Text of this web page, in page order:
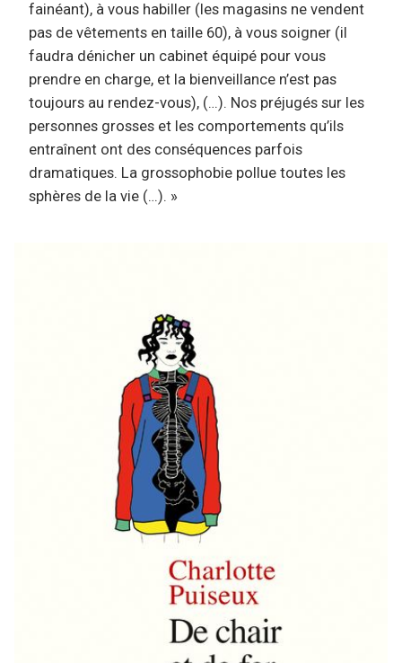
fainéant), à vous habiller (les magasins ne vendent
pas de vêtements en taille 60), à vous soigner (il
faudra dénicher un cabinet équipé pour vous
prendre en charge, et la bienveillance n’est pas
toujours au rendez-vous), (…). Nos préjugés sur les
personnes grosses et les comportements qu’ils
entraînent ont des conséquences parfois
dramatiques. La grossophobie pollue toutes les
sphères de la vie (…). »